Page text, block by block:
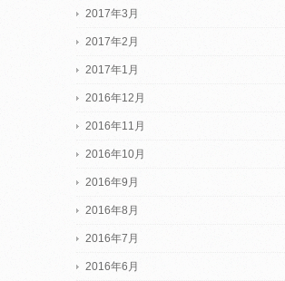
2017年3月
2017年2月
2017年1月
2016年12月
2016年11月
2016年10月
2016年9月
2016年8月
2016年7月
2016年6月